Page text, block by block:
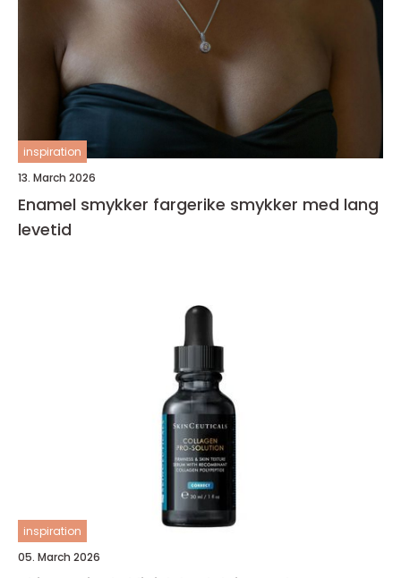
inspiration
13. March 2026
Enamel smykker fargerike smykker med lang
levetid
inspiration
05. March 2026